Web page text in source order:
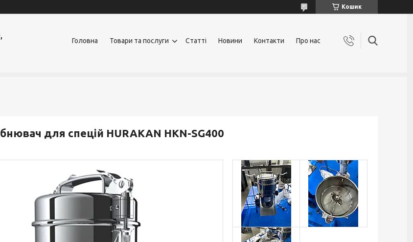
Кошик
Головна Товари та послуги Статті Новини Контакти Про нас
для спецій HURAKAN HKN-SG400